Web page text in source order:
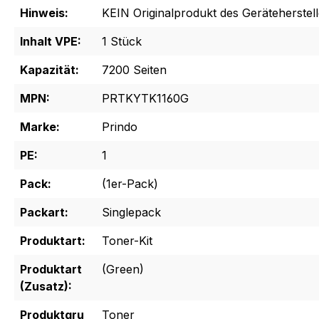
Hinweis:
KEIN Originalprodukt des
Inhalt VPE:
1 Stück
Kapazität:
7200 Seiten
MPN:
PRTKYTK1160G
Marke:
Prindo
PE:
1
Pack:
(1er-Pack)
Packart:
Singlepack
Produktart:
Toner-Kit
Produktart
(Zusatz):
(Green)
Produktgru Toner